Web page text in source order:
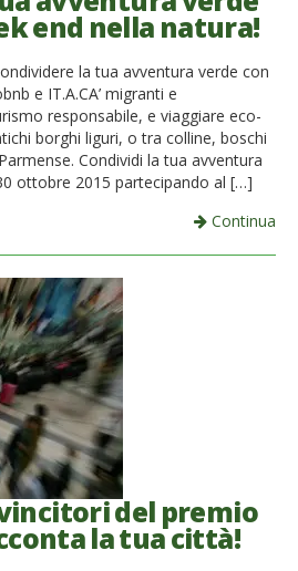
end nella natura!
la tua avventura verde con
e IT.A.CA’ migranti e
responsabile, e viaggiare eco-
borghi liguri, o tra colline, boschi
Condividi la tua avventura
ottobre 2015 partecipando al […]
Continua
del premio
la tua città!